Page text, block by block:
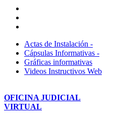
Actas de Instalación -
Cápsulas Informativas -
Gráficas informativas
Videos Instructivos Web
OFICINA JUDICIAL
VIRTUAL